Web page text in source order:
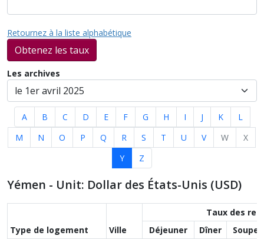
Retournez à la liste alphabétique
Obtenez les taux
Les archives
A B C D E F G H I J K
L
M
N O P Q R S T U V W
X
Y
Z
Yémen - Unit: Dollar des États-Unis (USD)
Type de logement Ville
Taux des
Déjeuner
Dîner
Souper